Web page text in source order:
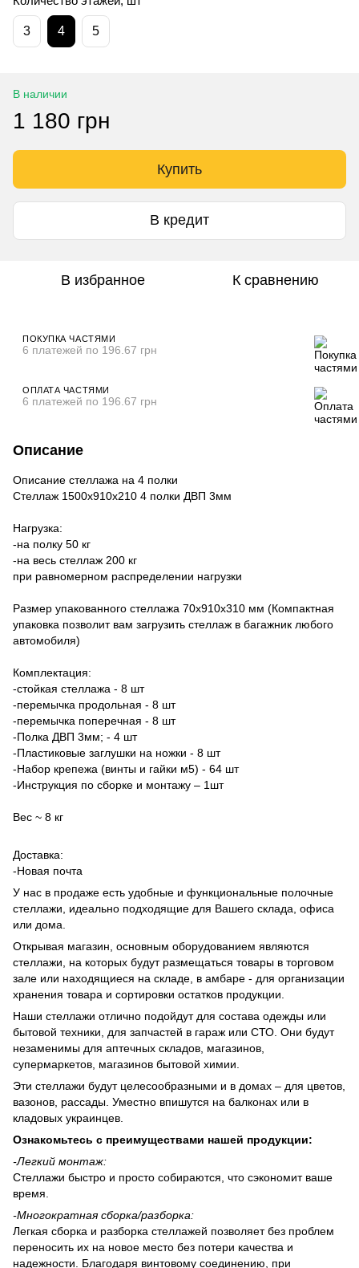
3 4 5
В наличии
1 180 грн
Купить
В кредит
В избранное К сравнению
ПОКУПКА ЧАСТЯМИ
6 платежей по 196.67 грн
ОПЛАТА ЧАСТЯМИ
6 платежей по 196.67 грн
Описание
Описание стеллажа на 4 полки
Стеллаж 1500х910х210 4 полки ДВП 3мм
Нагрузка:
-на полку 50 кг
-на весь стеллаж 200 кг
при равномерном распределении нагрузки
Размер упакованного стеллажа 70х910х310 мм (Компактная
упаковка позволит вам загрузить стеллаж в багажник любого
автомобиля)
Комплектация:
-стойкая стеллажа - 8 шт
-перемычка продольная - 8 шт
-перемычка поперечная - 8 шт
-Полка ДВП 3мм; - 4 шт
-Пластиковые заглушки на ножки - 8 шт
-Набор крепежа (винты и гайки м5) - 64 шт
-Инструкция по сборке и монтажу – 1шт
Вес ~ 8 кг
Доставка:
-Новая почта
У нас в продаже есть удобные и функциональные полочные
стеллажи, идеально подходящие для Вашего склада, офиса
или дома.
Открывая магазин, основным оборудованием являются
стеллажи, на которых будут размещаться товары в торговом
зале или находящиеся на складе, в амбаре - для организации
хранения товара и сортировки остатков продукции.
Наши стеллажи отлично подойдут для состава одежды или
бытовой техники, для запчастей в гараж или СТО. Они будут
незаменимы для аптечных складов, магазинов,
супермаркетов, магазинов бытовой химии.
Эти стеллажи будут целесообразными и в домах – для цветов,
вазонов, рассады. Уместно впишутся на балконах или в
кладовых украинцев.
Ознакомьтесь с преимуществами нашей продукции:
-Легкий монтаж:
Стеллажи быстро и просто собираются, что сэкономит ваше
время.
-Многократная сборка/разборка:
Легкая сборка и разборка стеллажей позволяет без проблем
переносить их на новое место без потери качества и
надежности. Благодаря винтовому соединению, при